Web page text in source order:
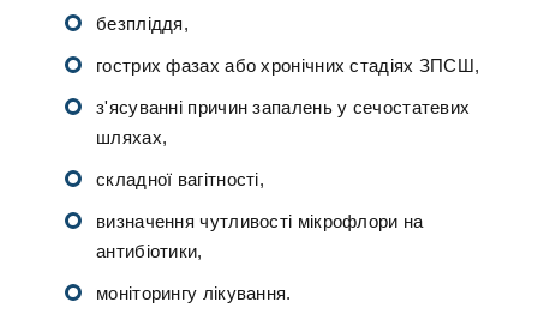
безпліддя,
гострих фазах або хронічних стадіях ЗПСШ,
з'ясуванні причин запалень у сечостатевих
шляхах,
складної вагітності,
визначення чутливості мікрофлори на
антибіотики,
моніторингу лікування.